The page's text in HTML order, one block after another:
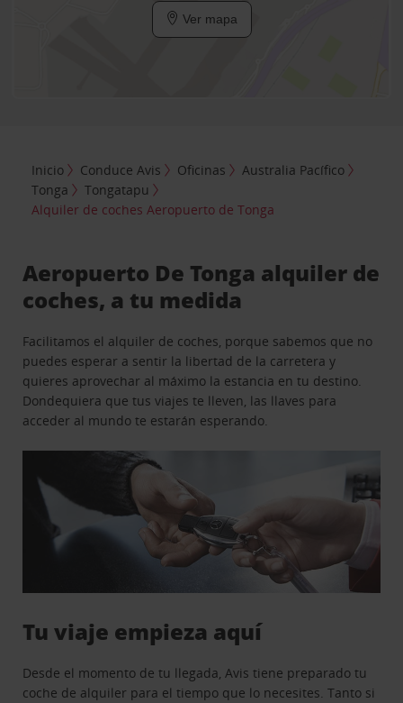
Ver mapa
Inicio Conduce Avis Oficinas
Australia Pacífico
Tonga
Tongatapu
Alquiler de coches Aeropuerto de Tonga
Aeropuerto De Tonga alquiler de
coches, a tu medida
Facilitamos el alquiler de coches, porque sabemos que no
puedes esperar a sentir la libertad de la carretera y
quieres aprovechar al máximo la estancia en tu destino.
Dondequiera que tus viajes te lleven, las llaves para
acceder al mundo te estarán esperando.
Tu viaje empieza aquí
Desde el momento de tu llegada, Avis tiene preparado tu
coche de alquiler para el tiempo que lo necesites. Tanto si